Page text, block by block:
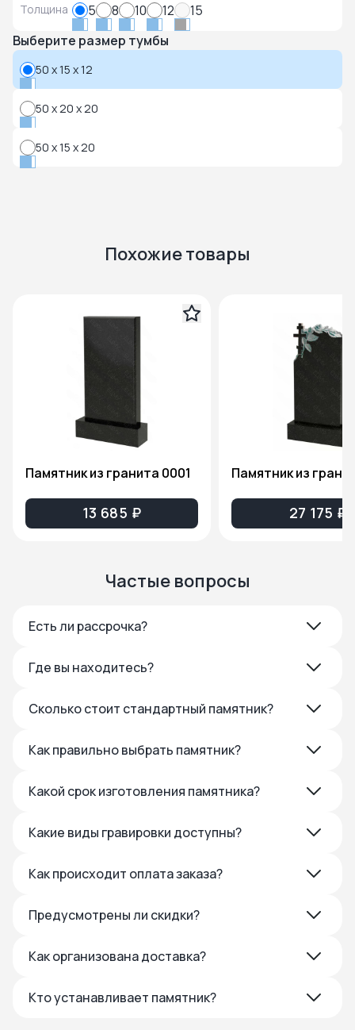
Толщина 5 8 10 12
15
Выберите размер тумбы
50 x 15 x 12
50 x 20 x 20
50 x 15 x 20
Похожие товары
Памятник из гранита 0001
13 685 ₽ 27 175 ₽
Частые вопросы
Есть ли рассрочка?
Где вы находитесь?
Сколько стоит стандартный памятник?
Как правильно выбрать памятник?
Какой срок изготовления памятника?
Какие виды гравировки доступны?
Как происходит оплата заказа?
Предусмотрены ли скидки?
Как организована доставка?
Кто устанавливает памятник?